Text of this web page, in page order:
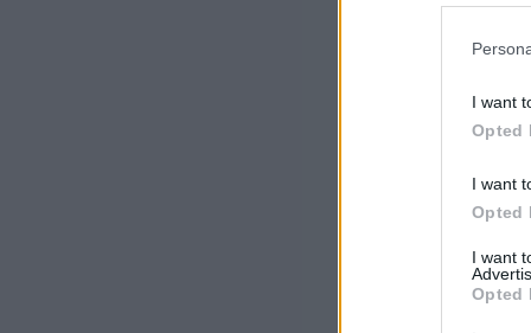
I want
Opted
I want
Opted
I want
Opted